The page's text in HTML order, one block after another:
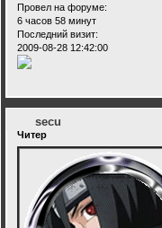
Провел на форуме:
6 часов 58 минут
Последний визит:
2009-08-28 12:42:00
secu
Читер